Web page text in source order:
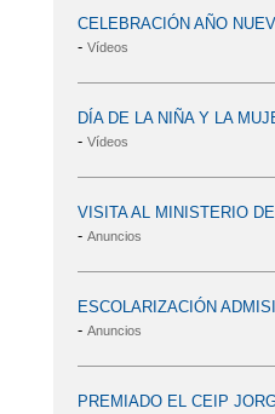
CELEBRACIÓN AÑO
- Vídeos
DÍA DE LA NIÑA Y LA
- Vídeos
VISITA AL MINISTERIO
- Anuncios
ESCOLARIZACIÓN
- Anuncios
PREMIADO EL CEIP